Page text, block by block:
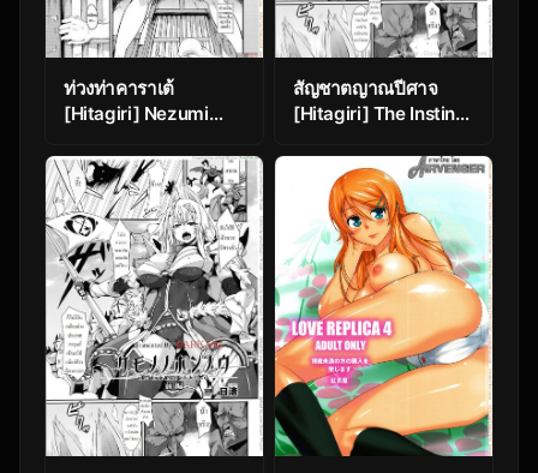
ท่วงท่าคาราเต้
[Hitagiri] Nezumi
Mouse Tangle
สัญชาตญาณปีศาจ
[Hitagiri] The Instinct